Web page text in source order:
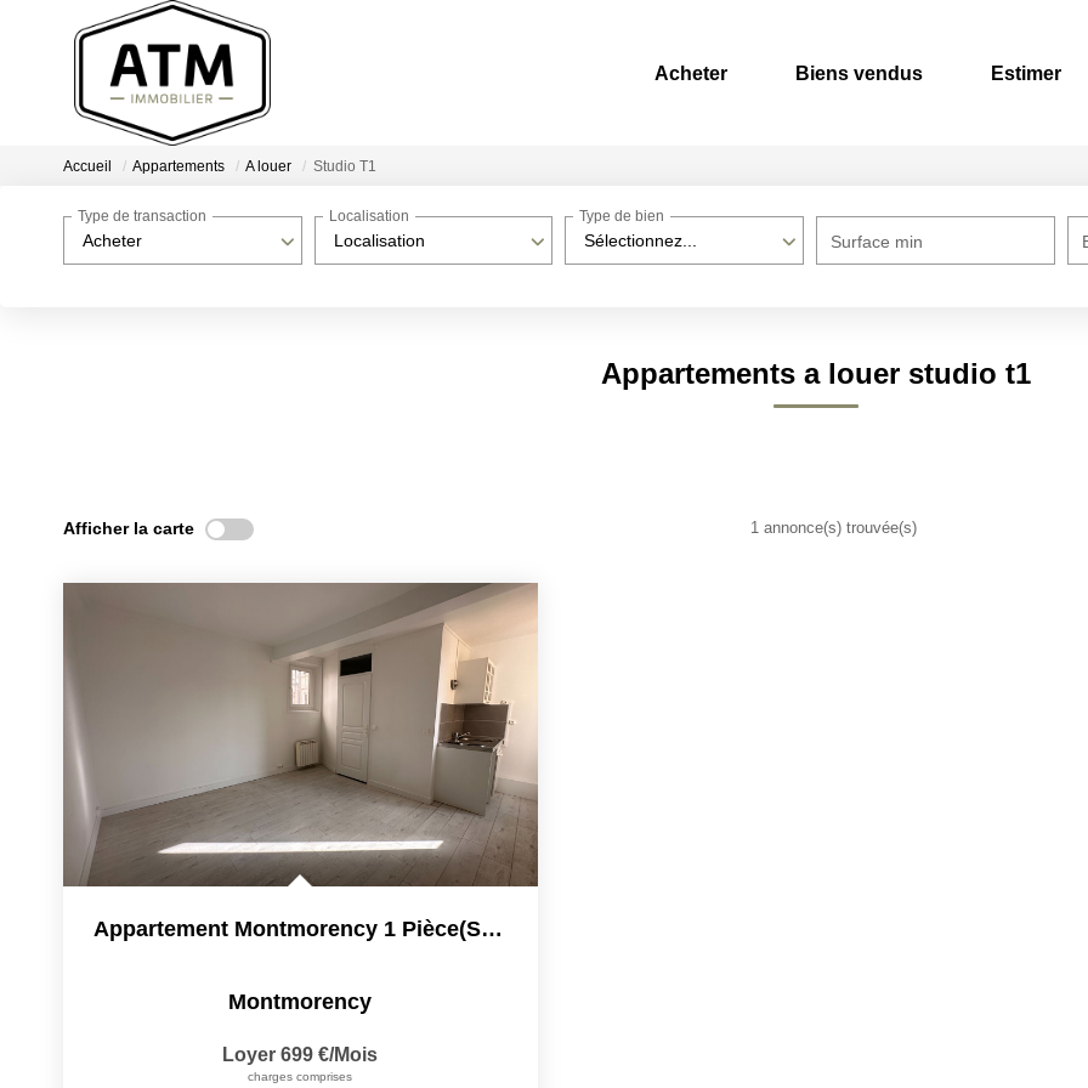
Acheter Biens vendus Estimer
Accueil Appartements A louer Studio T1
Acheter
Type de transaction
Localisation
Localisation
Sélectionnez...
Type de bien
Surface min
Appartements a louer studio t1
Afficher la carte 1 annonce(s) trouvée(s)
Appartement Montmorency 1 Pièce(s) 20 M2 Centre-Ville
Montmorency
Loyer 699 €/mois
charges comprises